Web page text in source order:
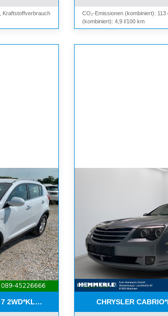
Kraftstoffverbrauch
CO₂-Emissionen (kombiniert):
(kombiniert): 4,9 l/100 km
2WD*KLIMA*SHZ*TEMPOMAT*CHRYSLER